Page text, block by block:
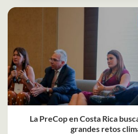
La PreCop en Costa Rica
grandes retos